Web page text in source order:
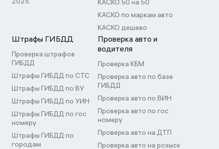
КАСКО 50 на 50
КАСКО по маркам авто
КАСКО дешево
Штрафы ГИБДД
Проверка штрафов
ГИБДД
Штрафы ГИБДД по СТС
Штрафы ГИБДД по ВУ
Штрафы ГИБДД по УИН
Штрафы ГИБДД по гос
номеру
Штрафы ГИБДД по
городам
Проверка авто и
водителя
Проверка КБМ
Проверка авто по базе
ГИБДД
Проверка авто по ВИН
Проверка авто по гос
номеру
Проверка авто на ДТП
Проверка авто на розыск